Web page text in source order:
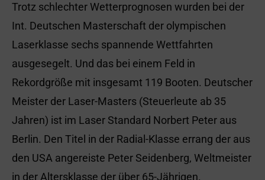
Trotz schlechter Wetterprognosen wurden bei der
Int. Deutschen Masterschaft der olympischen
Laserklasse sechs spannende Wettfahrten
ausgesegelt. Und das bei einem Feld in
Rekordgröße mit insgesamt 119 Booten. Deutscher
Meister der Laser-Masters (Steuerleute ab 35
Jahren) ist im Laser Standard Norbert Peter aus
Berlin. Den Titel in der Radial-Klasse errang der aus
den USA angereiste Peter Seidenberg, Weltmeister
in der Altersklasse der über 65-Jährigen.